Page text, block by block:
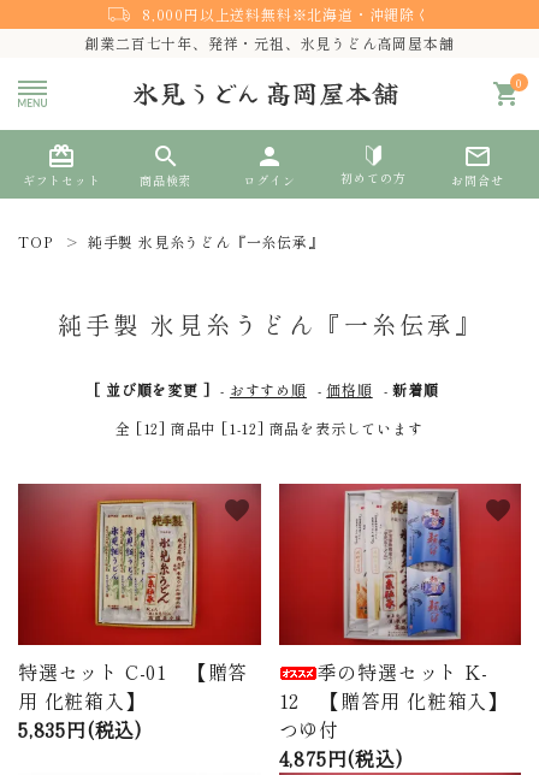
8,000円以上送料無料※北海道・沖縄除く
創業二百七十年、発祥・元祖、氷見うどん高岡屋本舗
0
shopping_cart
card_giftcard
ギフトセット
search
商品検索
person
ログイン 初めての方
mail_outline
お問合せ
ACCOUNT MENU
ログイン person 新規会員登録
商品から探す
価格から探す
ご利用ガイド
プライバシーポリシー
TOP 純手製 氷見糸うどん『一糸伝承』
純手製 氷見糸うどん『一糸伝承』
[ 並び順を変更 ] - おすすめ順 -価格順 -新着順
全 [12] 商品中 [1-12] 商品を表示しています
特選セット C-01 【贈答
用 化粧箱入】
5,835円(税込)
favorite
季の特選セット K-
12 【贈答用 化粧箱入】
つゆ付
4,875円(税込)
favorite